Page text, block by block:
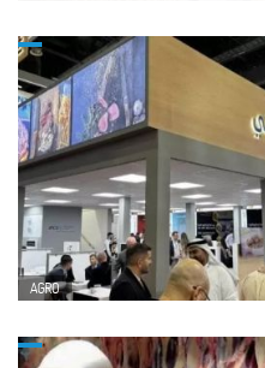
AGRO